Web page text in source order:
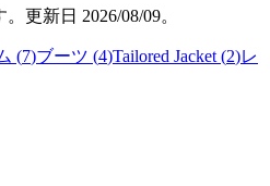
。更新日 2026/08/09。
(7)ブーツ (4)Tailored Jacket (2)レ